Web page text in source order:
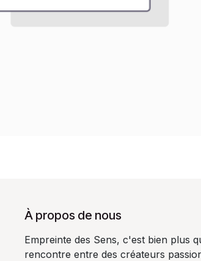
À propos de nous
Empreinte des Sens, c'est bien plus
rencontre entre des créateurs